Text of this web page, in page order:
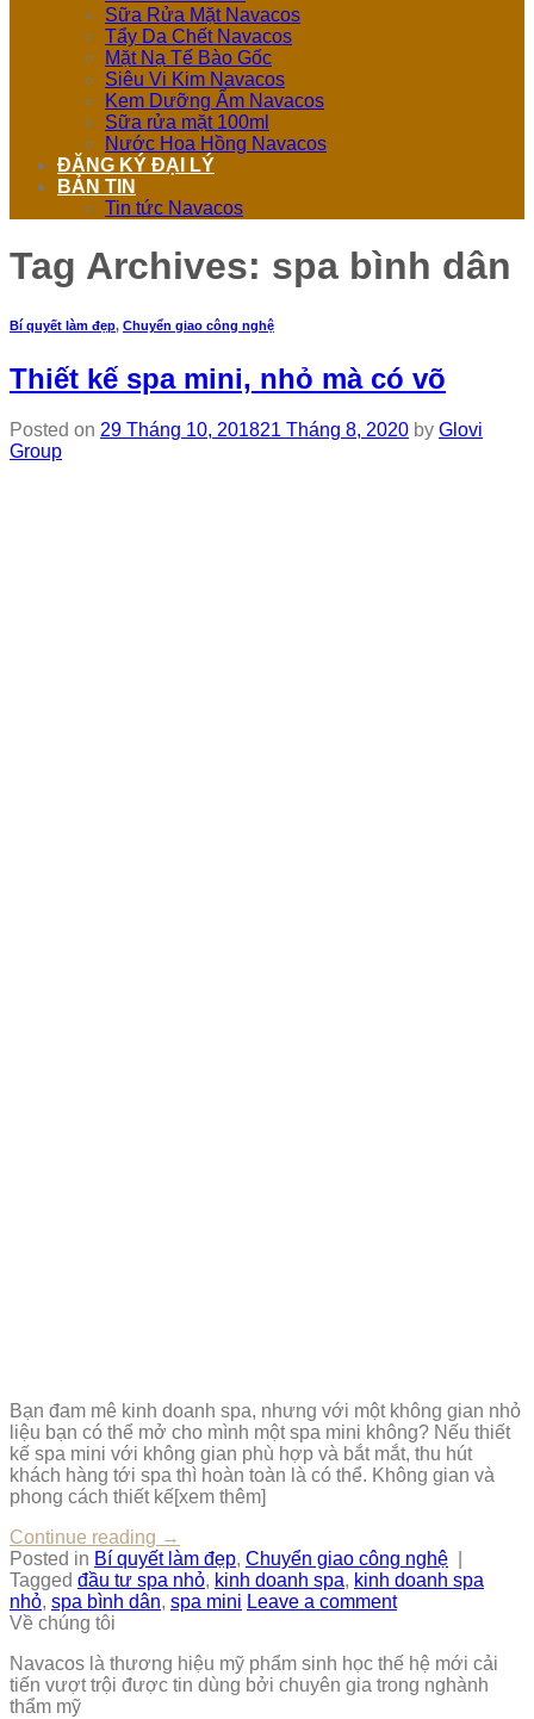
Sữa Rửa Mặt Navacos
Tẩy Da Chết Navacos
Mặt Nạ Tế Bào Gốc
Siêu Vi Kim Navacos
Kem Dưỡng Ẩm Navacos
Sữa rửa mặt 100ml
Nước Hoa Hồng Navacos
ĐĂNG KÝ ĐẠI LÝ
BẢN TIN
Tin tức Navacos
Tag Archives: spa bình dân
Bí quyết làm đẹp, Chuyển giao công nghệ
Thiết kế spa mini, nhỏ mà có võ
Posted on 29 Tháng 10, 201821 Tháng 8, 2020 by Glovi
Group
Bạn đam mê kinh doanh spa, nhưng với một không gian nhỏ
liệu bạn có thể mở cho mình một spa mini không? Nếu thiết
kế spa mini với không gian phù hợp và bắt mắt, thu hút
khách hàng tới spa thì hoàn toàn là có thể. Không gian và
phong cách thiết kế[xem thêm]
Continue reading →
Posted in Bí quyết làm đẹp, Chuyển giao công nghệ
Tagged đầu tư spa nhỏ, kinh doanh spa, kinh doanh spa
nhỏ, spa bình dân, spa mini Leave a comment
Về chúng tôi
Navacos là thương hiệu mỹ phẩm sinh học thế hệ mới cải
tiến vượt trội được tin dùng bởi chuyên gia trong nghành
thẩm mỹ